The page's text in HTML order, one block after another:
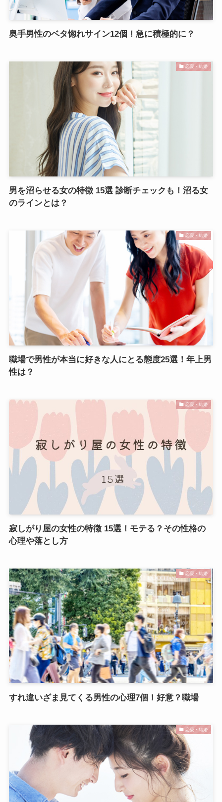
奥手男性のベタ惚れサイン12個！急に積極的に？
恋愛・結婚
男を沼らせる女の特徴 15選 診断チェックも！沼る女
のラインとは？
恋愛・結婚
職場で男性が本当に好きな人にとる態度25選！年上男
性は？
恋愛・結婚
寂しがり屋の女性の特徴 15選！モテる？その性格の
心理や落とし方
恋愛・結婚
すれ違いざま見てくる男性の心理7個！好意？職場
恋愛・結婚